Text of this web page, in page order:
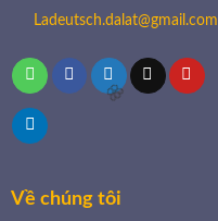
Ladeutsch.dalat@gmail.com
Về chúng tôi